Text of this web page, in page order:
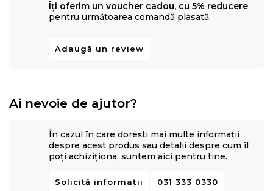
Îți oferim un voucher cadou, cu 5% reducere
pentru următoarea comandă plasată.
Adaugă un review
Ai nevoie de ajutor?
În cazul în care dorești mai multe informații
despre acest produs sau detalii despre cum îl
poți achiziționa, suntem aici pentru tine.
Solicită informații 031 333 0330